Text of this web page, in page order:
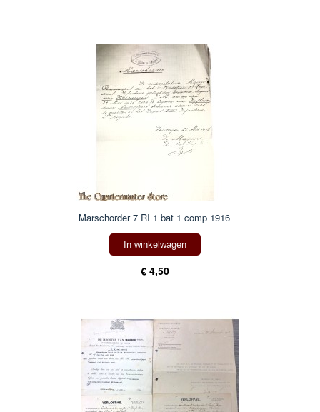
Marschorder 7 RI 1 bat 1 comp 1916
In winkelwagen
€ 4,50